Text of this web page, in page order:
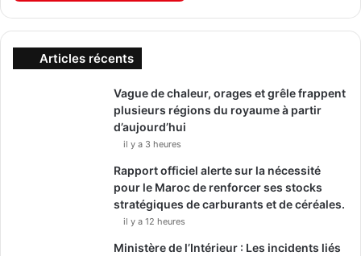
Articles récents
Vague de chaleur, orages et grêle frappent
plusieurs régions du royaume à partir
d’aujourd’hui
il y a 3 heures
Rapport officiel alerte sur la nécessité
pour le Maroc de renforcer ses stocks
stratégiques de carburants et de céréales.
il y a 12 heures
Ministère de l’Intérieur : Les incidents liés